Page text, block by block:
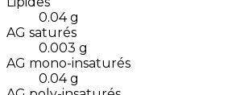
0.04 g
AG saturés
0.003 g
AG mono-insaturés
0.04 g